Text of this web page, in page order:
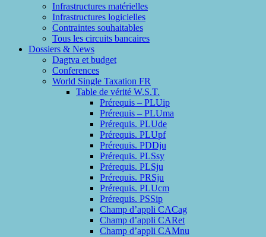
Infrastructures matérielles
Infrastructures logicielles
Contraintes souhaitables
Tous les circuits bancaires
Dossiers & News
Dagtva et budget
Conferences
World Single Taxation FR
Table de vérité W.S.T.
Prérequis – PLUip
Prérequis – PLUma
Prérequis. PLUde
Prérequis. PLUpf
Prérequis. PDDju
Prérequis. PLSsy
Prérequis. PLSju
Prérequis. PRSju
Prérequis. PLUcm
Prérequis. PSSip
Champ d’appli CACag
Champ d’appli CARet
Champ d’appli CAMnu